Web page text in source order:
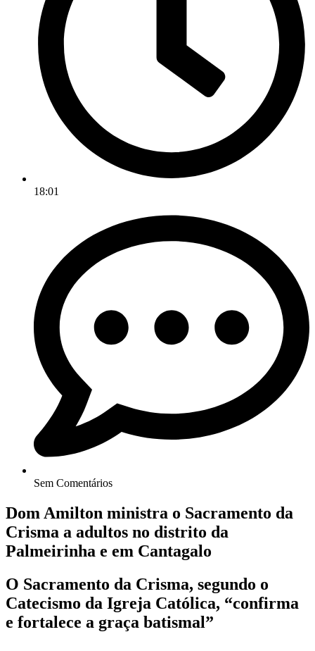
18:01
Sem Comentários
Dom Amilton ministra o Sacramento da
Crisma a adultos no distrito da
Palmeirinha e em Cantagalo
O Sacramento da Crisma, segundo o
Catecismo da Igreja Católica, “confirma
e fortalece a graça batismal”